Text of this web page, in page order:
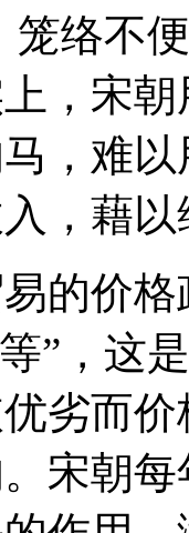
笼络不
，宋
，难
，藉
的价
”，这
劣而
宋朝每